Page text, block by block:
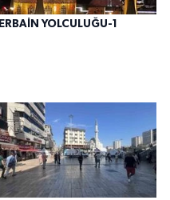
ERBAİN YOLCULUĞU-1